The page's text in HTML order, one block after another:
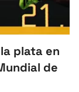
plata en
de